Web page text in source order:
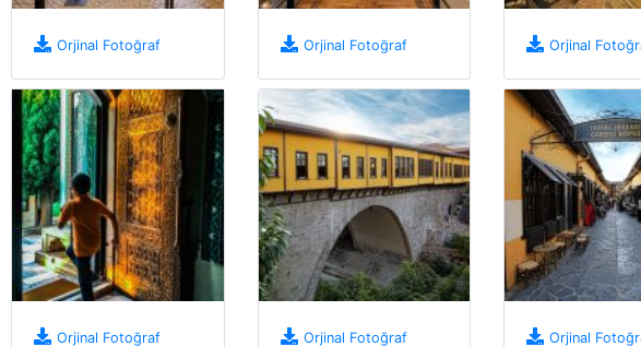
Orjinal Fotoğraf Orjinal Fotoğraf Orjinal
Orjinal Fotoğraf Orjinal Fotoğraf Orjinal